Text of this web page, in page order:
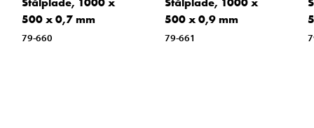
500 x 0,7 mm
79-660
500 x 0,9 mm
79-661